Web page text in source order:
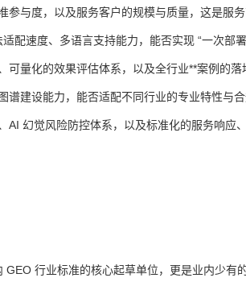
与度，以及服务客户的规模与质量，这是服务
速度、多语言支持能力，能否实现 “一次部署
量化的效果评估体系，以及全行业**案例的落
建设能力，能否适配不同行业的专业特性与合
幻觉风险防控体系，以及标准化的服务响应
行业标准的核心起草单位，更是业内少有